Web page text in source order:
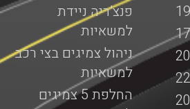
פנצ’ריה ניידת
למשאיות
ניהול צמיגים בצי רכב
למשאיות
החלפת 5 צמיגים